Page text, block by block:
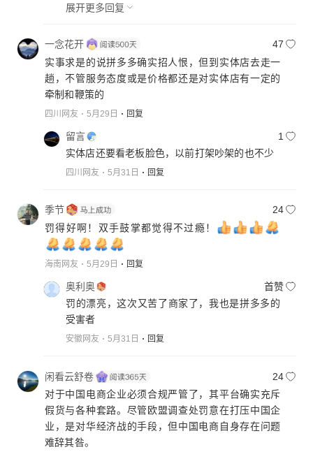
展开更多回复
一念花开
47
实事求是的说拼多多确实招人恨，但到实体店去走一
趟，不管服务态度或是价格都还是对实体店有一定的
牵制和鞭策的
四川网友 5月29日 回复
留言
1
实体店还要看老板脸色，以前打架吵架的也不少
四川网友 5月31日 回复
季节
24
罚得好啊！双手鼓掌都觉得不过瘾！
海南网友 5月29日 回复
奥利奥
首赞
罚的漂亮，这次又苦了商家了，我也是拼多多的
受害者
安徽网友 5月31日 回复
闲看云舒卷
24
对于中国电商企业必须合规严管了，其平台确实充斥
假货与各种套路。尽管欧盟调查处罚意在打压中国企
业，是对华经济战的手段，但中国电商自身存在问题
难辞其咎。